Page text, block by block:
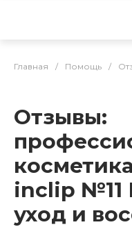
Главная / Помощь /
Отзывы:
inclip №11
уход и